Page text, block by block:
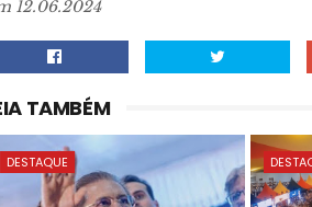
12.06.2024
TAMBÉM
DESTAQUE